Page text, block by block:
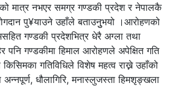
मात्र नभएर समग्र गण्डकी प्रदेश र नेपालकै
योगदान पु¥याउने उहाँले बताउनुुभयो ।आरोहणको
गण्डकी प्रदेशभित्र धेरै अग्ला तथा
पनि गण्डकीमा हिमाल आरोहणले अपेक्षित गति
गतिविधिले विशेष महत्व राख्ने उहाँको
धौलागिरि, मनास्लुजस्ता हिमशृङ्खला